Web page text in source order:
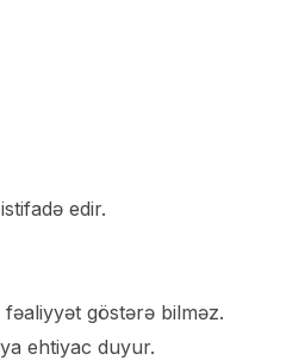
edir.
göstərə bilməz.
ehtiyac duyur.